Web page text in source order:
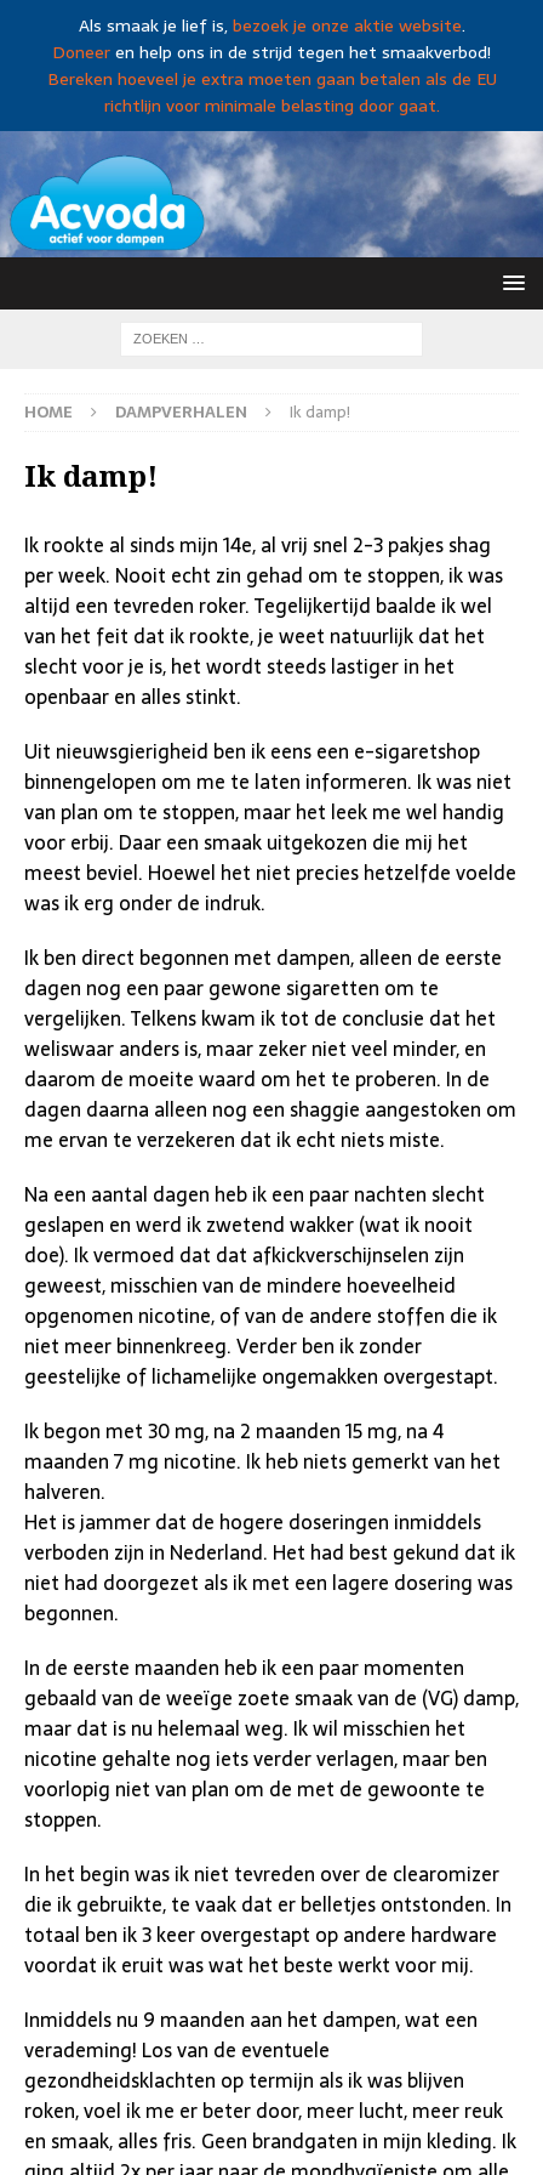
Als smaak je lief is,bezoek je onze aktie website.
Doneeren help ons in de strijd tegen het smaakverbod!
Bereken hoeveel je extra moeten gaan betalen als de EU
richtlijn voor minimale belasting door gaat.
HOME DAMPVERHALEN Ik damp!
Ik damp!
Ik rookte al sinds mijn 14e, al vrij snel 2-3 pakjes shag
per week. Nooit echt zin gehad om te stoppen, ik was
altijd een tevreden roker. Tegelijkertijd baalde ik wel
van het feit dat ik rookte, je weet natuurlijk dat het
slecht voor je is, het wordt steeds lastiger in het
openbaar en alles stinkt.
Uit nieuwsgierigheid ben ik eens een e-sigaretshop
binnengelopen om me te laten informeren. Ik was niet
van plan om te stoppen, maar het leek me wel handig
voor erbij. Daar een smaak uitgekozen die mij het
meest beviel. Hoewel het niet precies hetzelfde voelde
was ik erg onder de indruk.
Ik ben direct begonnen met dampen, alleen de eerste
dagen nog een paar gewone sigaretten om te
vergelijken. Telkens kwam ik tot de conclusie dat het
weliswaar anders is, maar zeker niet veel minder, en
daarom de moeite waard om het te proberen. In de
dagen daarna alleen nog een shaggie aangestoken om
me ervan te verzekeren dat ik echt niets miste.
Na een aantal dagen heb ik een paar nachten slecht
geslapen en werd ik zwetend wakker (wat ik nooit
doe). Ik vermoed dat dat afkickverschijnselen zijn
geweest, misschien van de mindere hoeveelheid
opgenomen nicotine, of van de andere stoffen die ik
niet meer binnenkreeg. Verder ben ik zonder
geestelijke of lichamelijke ongemakken overgestapt.
Ik begon met 30 mg, na 2 maanden 15 mg, na 4
maanden 7 mg nicotine. Ik heb niets gemerkt van het
halveren.
Het is jammer dat de hogere doseringen inmiddels
verboden zijn in Nederland. Het had best gekund dat ik
niet had doorgezet als ik met een lagere dosering was
begonnen.
In de eerste maanden heb ik een paar momenten
gebaald van de weeïge zoete smaak van de (VG) damp,
maar dat is nu helemaal weg. Ik wil misschien het
nicotine gehalte nog iets verder verlagen, maar ben
voorlopig niet van plan om de met de gewoonte te
stoppen.
In het begin was ik niet tevreden over de clearomizer
die ik gebruikte, te vaak dat er belletjes ontstonden. In
totaal ben ik 3 keer overgestapt op andere hardware
voordat ik eruit was wat het beste werkt voor mij.
Inmiddels nu 9 maanden aan het dampen, wat een
verademing! Los van de eventuele
gezondheidsklachten op termijn als ik was blijven
roken, voel ik me er beter door, meer lucht, meer reuk
en smaak, alles fris. Geen brandgaten in mijn kleding. Ik